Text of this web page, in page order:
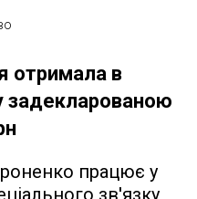
отримала в
задекларованою
працює у
зв'язку